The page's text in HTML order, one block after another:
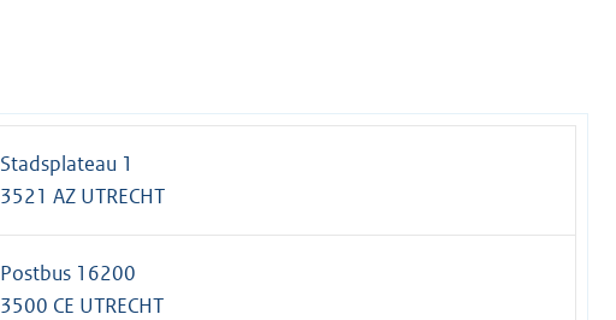
Stadsplateau 1
3521 AZ UTRECHT
Postbus 16200
3500 CE UTRECHT